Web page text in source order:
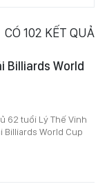
CÓ 102 KẾT QUẢ
Billiards World
62 tuổi Lý Thế Vinh
Billiards World Cup